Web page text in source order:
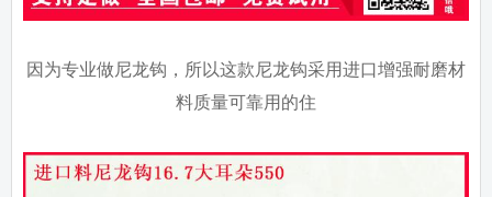
因为专业做尼龙钩，所以这款尼龙钩采用进口增强耐磨材
料质量可靠用的住